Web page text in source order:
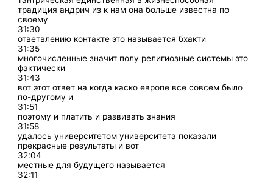
традиция андрич из к нам она больше известна по
своему
31:30
ответвлению контакте это называется бхакти
31:35
многочисленные значит полу религиозные системы это
фактически
31:43
вот этот ответ на когда каско европе все совсем было
по-другому и
31:51
поэтому и платить и развивать знания
31:58
удалось университетом университета показали
прекрасные результаты и вот
32:04
местные для будущего называется
32:11